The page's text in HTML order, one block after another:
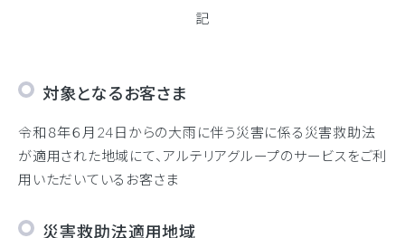
記
対象となるお客さま
令和８年６月24日からの大雨に伴う災害に係る災害救助法
が適用された地域にて、アルテリアグループのサービスをご利
用いただいているお客さま
災害救助法適用地域